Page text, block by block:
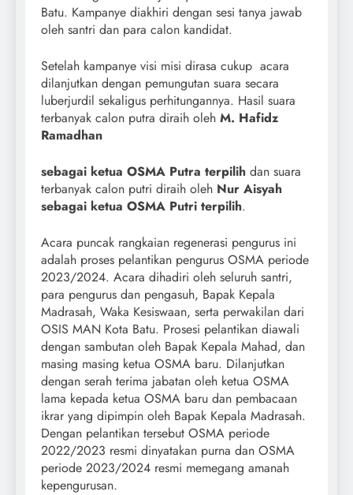
Batu. Kampanye diakhiri dengan sesi tanya jawab
oleh santri dan para calon kandidat.
Setelah kampanye visi misi dirasa cukup acara
dilanjutkan dengan pemungutan suara secara
luberjurdil sekaligus perhitungannya. Hasil suara
terbanyak calon putra diraih oleh M. Hafidz
Ramadhan
sebagai ketua OSMA Putra terpilih dan suara
terbanyak calon putri diraih oleh Nur Aisyah
sebagai ketua OSMA Putri terpilih.
Acara puncak rangkaian regenerasi pengurus ini
adalah proses pelantikan pengurus OSMA periode
2023/2024. Acara dihadiri oleh seluruh santri,
para pengurus dan pengasuh, Bapak Kepala
Madrasah, Waka Kesiswaan, serta perwakilan dari
OSIS MAN Kota Batu. Prosesi pelantikan diawali
dengan sambutan oleh Bapak Kepala Mahad, dan
masing masing ketua OSMA baru. Dilanjutkan
dengan serah terima jabatan oleh ketua OSMA
lama kepada ketua OSMA baru dan pembacaan
ikrar yang dipimpin oleh Bapak Kepala Madrasah.
Dengan pelantikan tersebut OSMA periode
2022/2023 resmi dinyatakan purna dan OSMA
periode 2023/2024 resmi memegang amanah
kepengurusan.